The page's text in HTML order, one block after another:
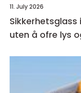
11. July 2026
uten å ofre lys